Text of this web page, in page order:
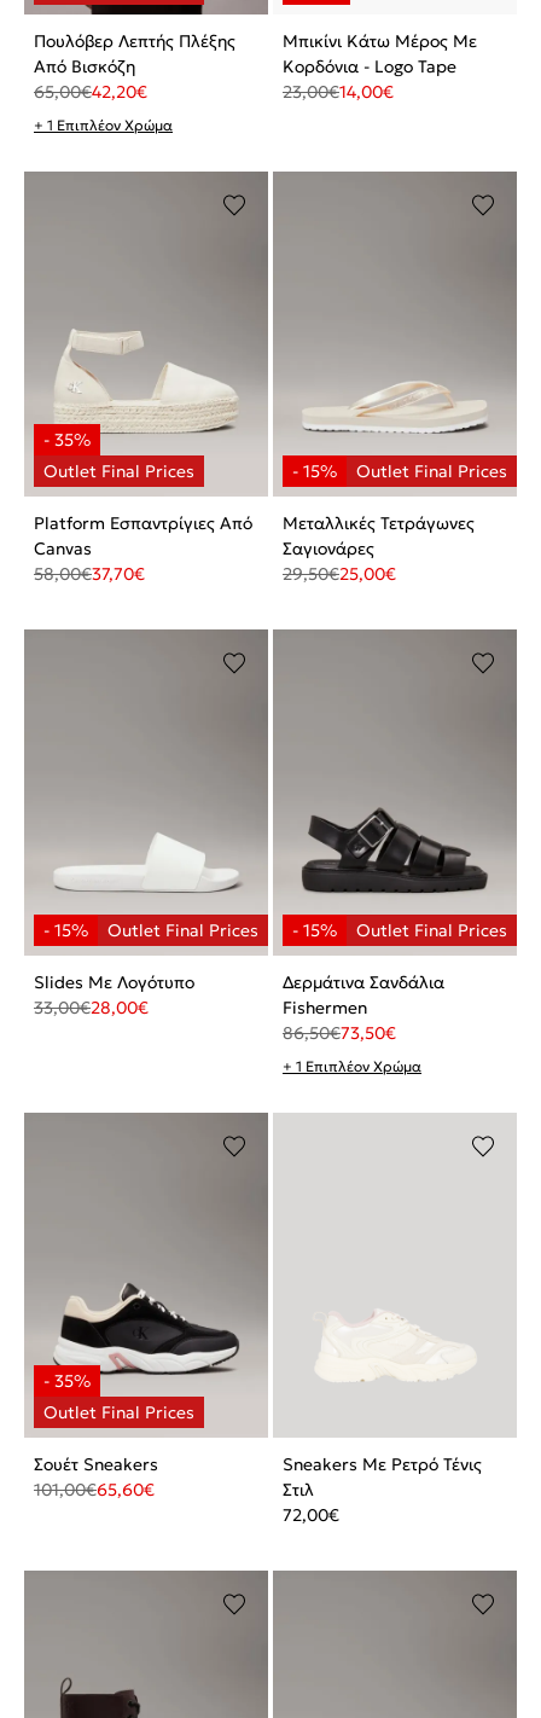
Πουλόβερ Λεπτής Πλέξης
Από Βισκόζη
65,00€42,20€
+ 1 Επιπλέον Χρώμα
Μπικίνι Κάτω Μέρος Με
Κορδόνια - Logo Tape
23,00€14,00€
Platform Εσπαντρίγιες Από
Canvas
58,00€37,70€
Μεταλλικές Τετράγωνες
Σαγιονάρες
29,50€25,00€
Slides Με Λογότυπο
33,00€28,00€
Δερμάτινα Σανδάλια
Fishermen
86,50€73,50€
+ 1 Επιπλέον Χρώμα
Σουέτ Sneakers
101,00€65,60€
Sneakers Με Ρετρό Τένις
Στιλ
72,00€